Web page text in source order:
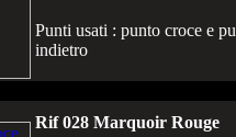
Punti usati : punto croce e
indietro
Rif 028 Marquoir Rouge